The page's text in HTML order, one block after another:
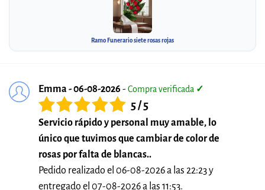
Ramo Funerario siete rosas rojas
Emma - 06-08-2026 - Compra verificada ✓
5 / 5
Servicio rápido y personal muy amable, lo
único que tuvimos que cambiar de color de
rosas por falta de blancas..
Pedido realizado el 06-08-2026 a las 22:23 y
entregado el 07-08-2026 a las 11:53.